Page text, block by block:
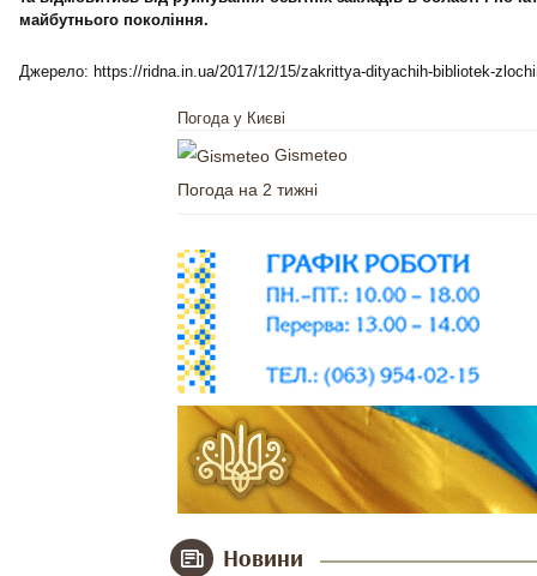
майбутнього покоління.
Джерело: https://ridna.in.ua/2017/12/15/zakrittya-dityachih-bibliotek-
Погода у Києві
Gismeteo
Погода на 2 тижні
Новини